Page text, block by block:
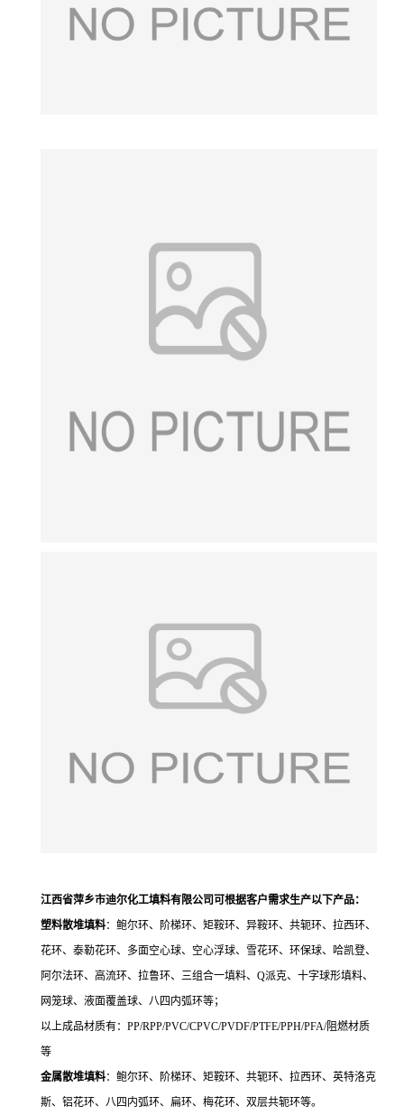
江西省萍乡市迪尔化工填料有限公司可根据客户需求生产以下产品：
塑料散堆填料：鲍尔环、阶梯环、矩鞍环、异鞍环、共轭环、拉西环、
花环、泰勒花环、多面空心球、空心浮球、雪花环、环保球、哈凯登、
阿尔法环、高流环、拉鲁环、三组合一填料、Q派克、十字球形填料、
网笼球、液面覆盖球、八四内弧环等；
以上成品材质有： PP/RPP/PVC/CPVC/PVDF/PTFE/PPH/PFA/阻燃材质
等
金属散堆填料：鲍尔环、阶梯环、矩鞍环、共轭环、拉西环、英特洛克
斯、铝花环、八四内弧环、扁环、梅花环、双层共轭环等。